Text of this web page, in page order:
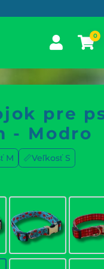
0
pre
- Modro
M
📏Veľkosť S